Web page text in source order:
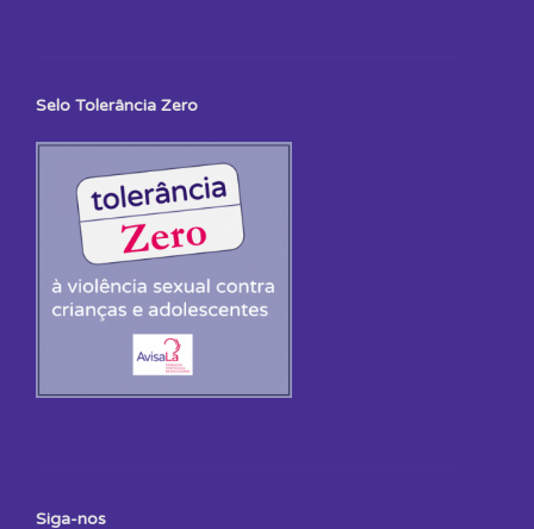
Selo Tolerância Zero
Siga-nos